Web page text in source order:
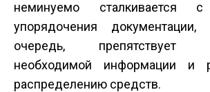
неминуемо сталкивается
упорядочения
очередь, препятствует
необходимой информации и
распределению средств.